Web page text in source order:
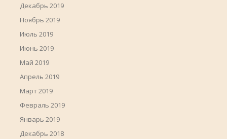
Декабрь 2019
Ноябрь 2019
Июль 2019
Июнь 2019
Май 2019
Апрель 2019
Март 2019
Февраль 2019
Январь 2019
Декабрь 2018